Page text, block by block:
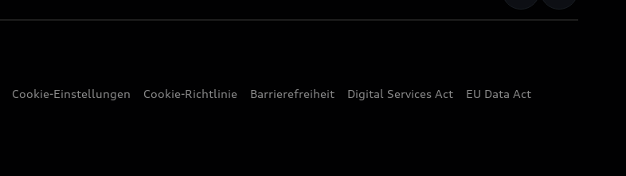
Cookie-Einstellungen Cookie-Richtlinie Barrierefreiheit Digital Services Act
EU Data Act